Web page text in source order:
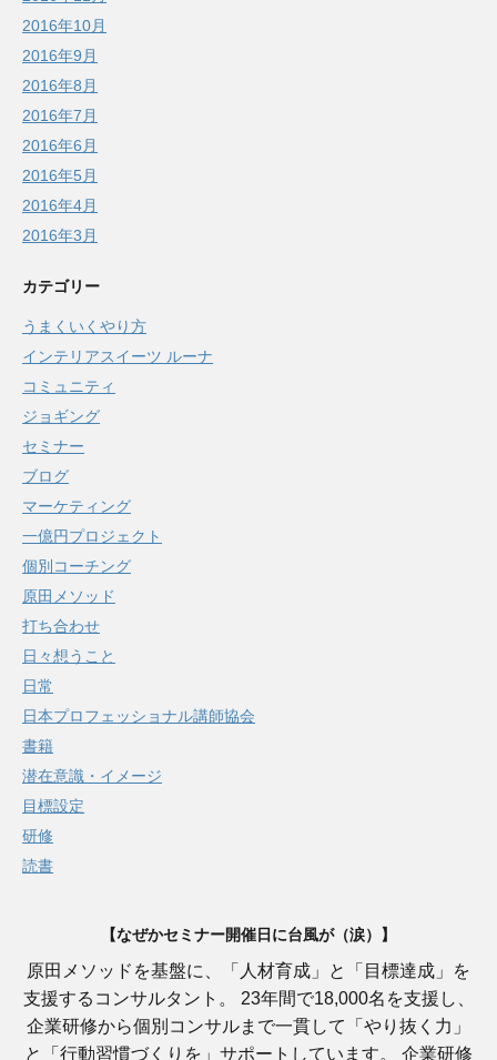
2016年10月
2016年9月
2016年8月
2016年7月
2016年6月
2016年5月
2016年4月
2016年3月
カテゴリー
うまくいくやり方
インテリアスイーツ ルーナ
コミュニティ
ジョギング
セミナー
ブログ
マーケティング
一億円プロジェクト
個別コーチング
原田メソッド
打ち合わせ
日々想うこと
日常
日本プロフェッショナル講師協会
書籍
潜在意識・イメージ
目標設定
研修
読書
【なぜかセミナー開催日に台風が（涙）】
原田メソッドを基盤に、「人材育成」と「目標達成」を
支援するコンサルタント。 23年間で18,000名を支援し、
企業研修から個別コンサルまで一貫して「やり抜く力」
と「行動習慣づくりを」サポートしています。 企業研修